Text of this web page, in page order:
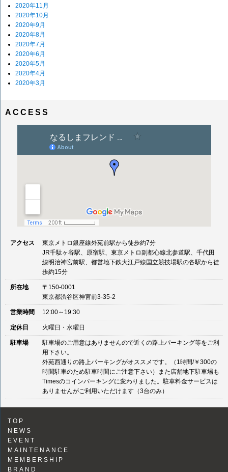
2020年11月
2020年10月
2020年9月
2020年8月
2020年7月
2020年6月
2020年5月
2020年4月
2020年3月
ACCESS
アクセス
東京メトロ銀座線外苑前駅から徒歩約7分
JR千駄ヶ谷駅、原宿駅、東京メトロ副都心線北参道駅、千代田
線明治神宮前駅、都営地下鉄大江戸線国立競技場駅の各駅から徒
歩約15分
所在地
〒150-0001
東京都渋谷区神宮前3-35-2
営業時間 12:00～19:30
定休日 火曜日・水曜日
駐車場
駐車場のご用意はありませんので近くの路上パーキング等をご利
用下さい。
外苑西通りの路上パーキングがオススメです。（1時間/￥300の
時間駐車のため駐車時間にご注意下さい）また店舗地下駐車場も
Timesのコインパーキングに変わりました。駐車料金サービスは
ありませんがご利用いただけます（3台のみ）
TOP
NEWS
EVENT
MAINTENANCE
MEMBERSHIP
BRAND